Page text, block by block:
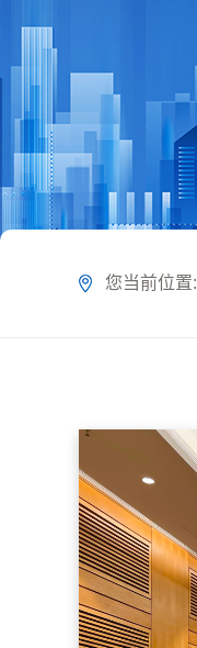
您当前位置: